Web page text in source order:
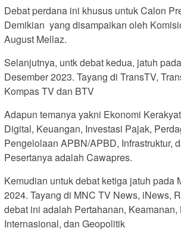
Debat perdana ini khusus untuk Calon
Demikian yang disampaikan oleh
August Mellaz.
Selanjutnya, untk debat kedua, jatuh
Desember 2023. Tayang di TransTV,
Kompas TV dan BTV
Adapun temanya yakni Ekonomi
Digital, Keuangan, Investasi Pajak,
Pengelolaan APBN/APBD, Infrastruktur,
Pesertanya adalah Cawapres.
Kemudian untuk debat ketiga jatuh pada
2024. Tayang di MNC TV News, iNews,
debat ini adalah Pertahanan, Keamanan,
Internasional, dan Geopolitik